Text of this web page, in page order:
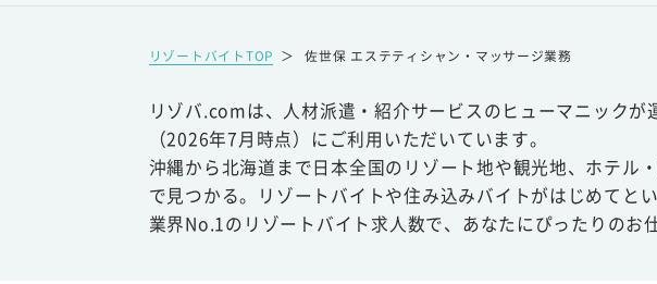
リゾートバイトTOP ＞ 佐世保 エステティシャン・マッサージ業務
リゾバ.comは、人材派遣・紹介サービスのヒューマニック
（2026年7月時点）にご利用いただいています。
沖縄から北海道まで日本全国のリゾート地や観光地、ホテル
で見つかる。リゾートバイトや住み込みバイトがはじめて
業界No.1のリゾートバイト求人数で、あなたにぴったりのお